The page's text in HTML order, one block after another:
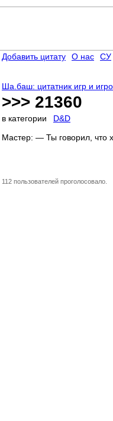
Ша.баш: цитатник игр и
>>> 21360
в категории
D&D
Мастер: — Ты говорил, что
112 пользователей проголосовало.
Добавить цитату О нас СУ